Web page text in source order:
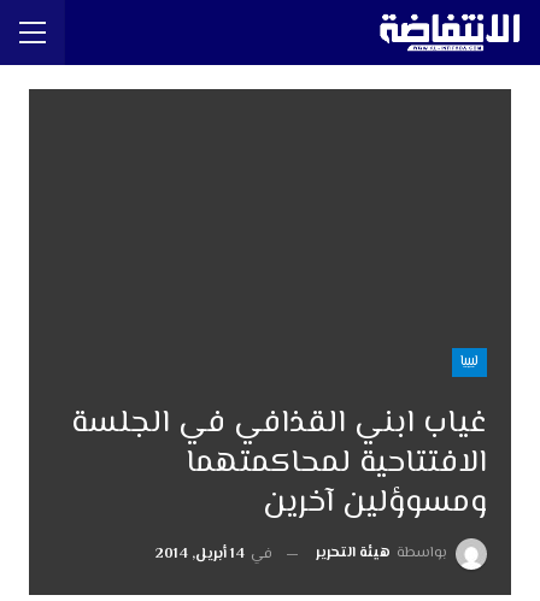
ليبيا
غياب ابني القذافي في الجلسة
الافتتاحية لمحاكمتهما
ومسوؤلين آخرين
بواسطة هيئة التحرير في 14 أبريل, 2014